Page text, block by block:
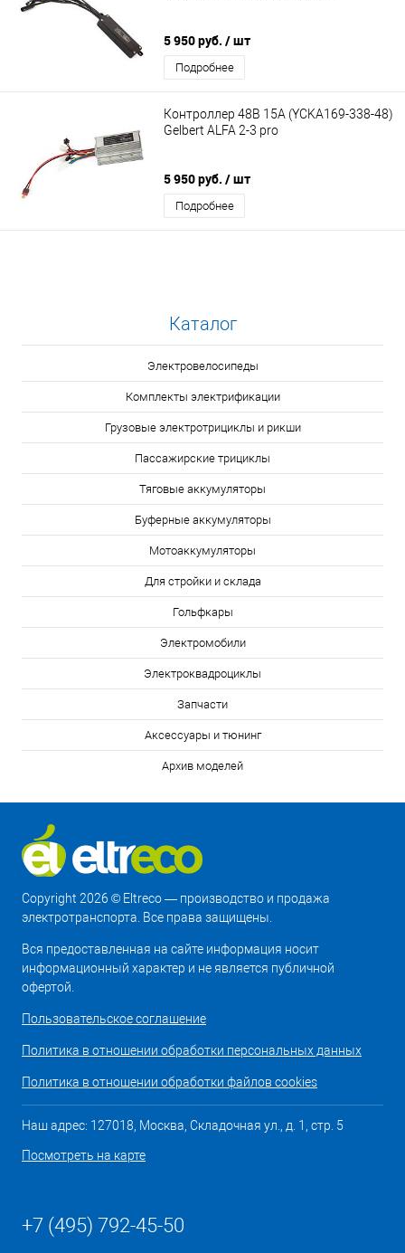
5 950 руб. / шт
Подробнее
Контроллер 48В 15А (YCKA169-338-48)
Gelbert ALFA 2-3 pro
5 950 руб. / шт
Подробнее
Каталог
Электровелосипеды
Комплекты электрификации
Грузовые электротрициклы и рикши
Пассажирские трициклы
Тяговые аккумуляторы
Буферные аккумуляторы
Мотоаккумуляторы
Для стройки и склада
Гольфкары
Электромобили
Электроквадроциклы
Запчасти
Аксессуары и тюнинг
Архив моделей
Copyright 2026 © Eltreco — производство и продажа
электротранспорта. Все права защищены.
Вся предоставленная на сайте информация носит
информационный характер и не является публичной
офертой.
Пользовательское соглашение
Политика в отношении обработки персональных данных
Политика в отношении обработки файлов cookies
Наш адрес: 127018, Москва, Складочная ул., д. 1, стр. 5
Посмотреть на карте
+7 (495) 792-45-50